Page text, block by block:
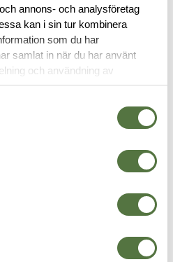
annons- och analysföretag
kan i sin tur kombinera
som du har
samlat in när du har använt
och användning av
för personalisering av